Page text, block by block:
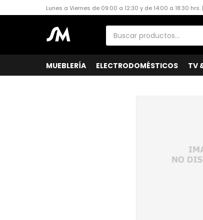
MUEBLERÍA ELECTRODOMÉSTICOS TV
Lunes a Viernes de 09:00 a 12:30 y de 14:00 a 18:30